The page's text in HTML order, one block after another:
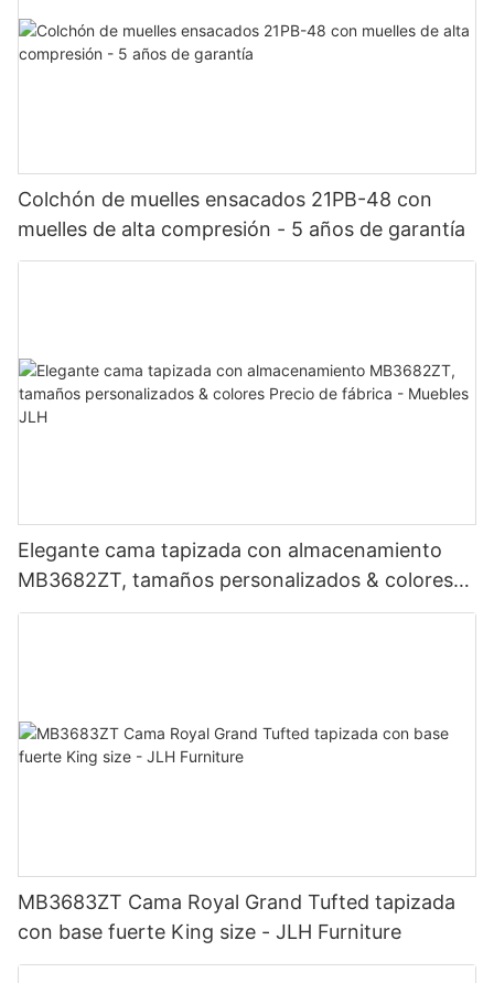
Colchón de muelles ensacados 21PB-48 con
muelles de alta compresión - 5 años de garantía
Elegante cama tapizada con almacenamiento
MB3682ZT, tamaños personalizados & colores
Precio de fábrica - Muebles JLH
MB3683ZT Cama Royal Grand Tufted tapizada
con base fuerte King size - JLH Furniture